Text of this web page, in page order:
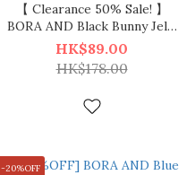
【 Clearance 50% Sale! 】
BORA AND Black Bunny Jelly
Case 黑色小兔 透明手機殼
HK$89.00
HK$178.00
-20%OFF